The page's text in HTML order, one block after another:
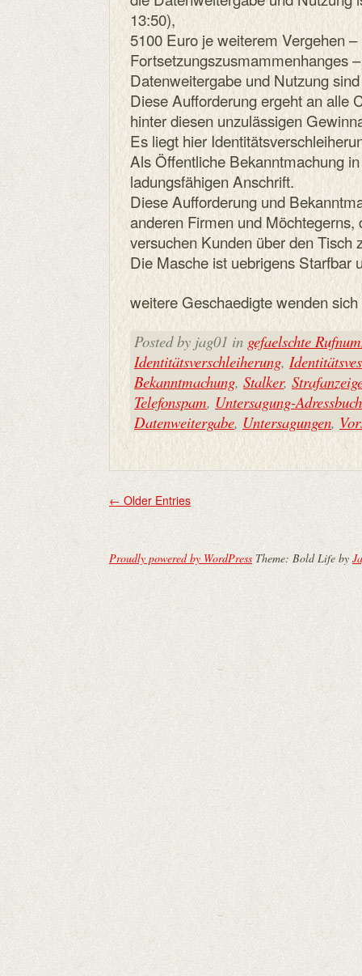
13:50),
5100 Euro je weiterem Vergehen
Fortsetzungszusmammenhanges
Datenweitergabe und Nutzung
Diese Aufforderung ergeht an alle
hinter diesen unzulässigen
Es liegt hier
Als Öffentliche Bekanntmachung
ladungsfähigen Anschrift.
Diese Aufforderung und
anderen Firmen und
versuchen Kunden über den Tisch
Die Masche ist uebrigens Starfbar
weitere Geschaedigte wenden
Posted by jag01 in gefaelschte
Identitätsverschleiherung,
Bekanntmachung, Stalker,
Telefonspam, Untersagung-
Datenweitergabe, Untersagungen,
← Older Entries
Proudly powered by WordPress Theme: Bold Life by